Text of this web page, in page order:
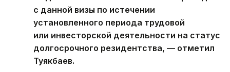
с данной визы по истечении
установленного периода трудовой
или инвесторской деятельности на статус
долгосрочного резидентства, — отметил
Туякбаев.